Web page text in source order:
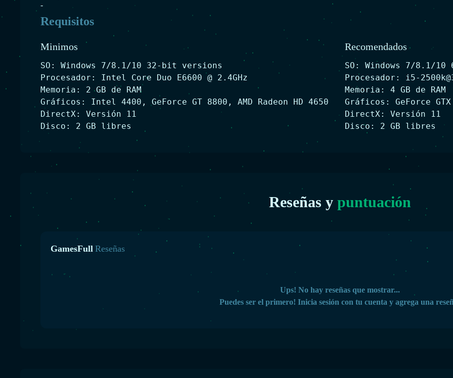
-
Requisitos
Minimos
SO: Windows 7/8.1/10 32-bit versions
Procesador: Intel Core Duo E6600 @ 2.4GHz
Memoria: 2 GB de RAM
Gráficos: Intel 4400, GeForce GT 8800, AMD Radeon HD 4650
DirectX: Versión 11
Disco: 2 GB libres
Recomendados
SO: Windows 7/8.1/
Procesador: i5-
Memoria: 4 GB de RAM
Gráficos: GeForce GTX
DirectX: Versión 11
Disco: 2 GB libres
Reseñas y puntuación
GamesFull Reseñas
Ups! No hay reseñas que mostrar...
Puedes ser el primero! Inicia sesión con tu cuenta y agrega una